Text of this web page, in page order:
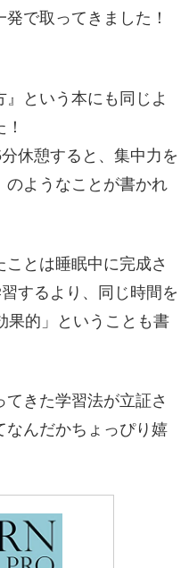
で取ってきました！
という本にも同じよ
休憩すると、集中力を
のようなことが書かれ
とは睡眠中に完成さ
するより、同じ時間を
果的」ということも書
きた学習法が立証さ
なんだかちょっぴり嬉